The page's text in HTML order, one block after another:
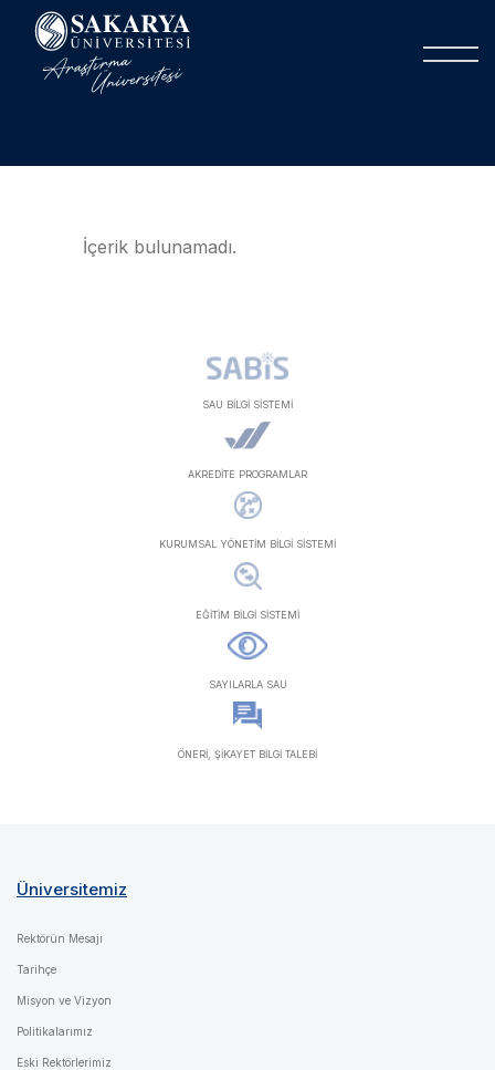
İçerik bulunamadı.
SAU BİLGİ SİSTEMİ
AKREDİTE PROGRAMLAR
KURUMSAL YÖNETİM BİLGİ SİSTEMİ
EĞİTİM BİLGİ SİSTEMİ
SAYILARLA SAU
ÖNERİ, ŞİKAYET BİLGİ TALEBİ
Üniversitemiz
Rektörün Mesajı
Tarihçe
Misyon ve Vizyon
Politikalarımız
Eski Rektörlerimiz